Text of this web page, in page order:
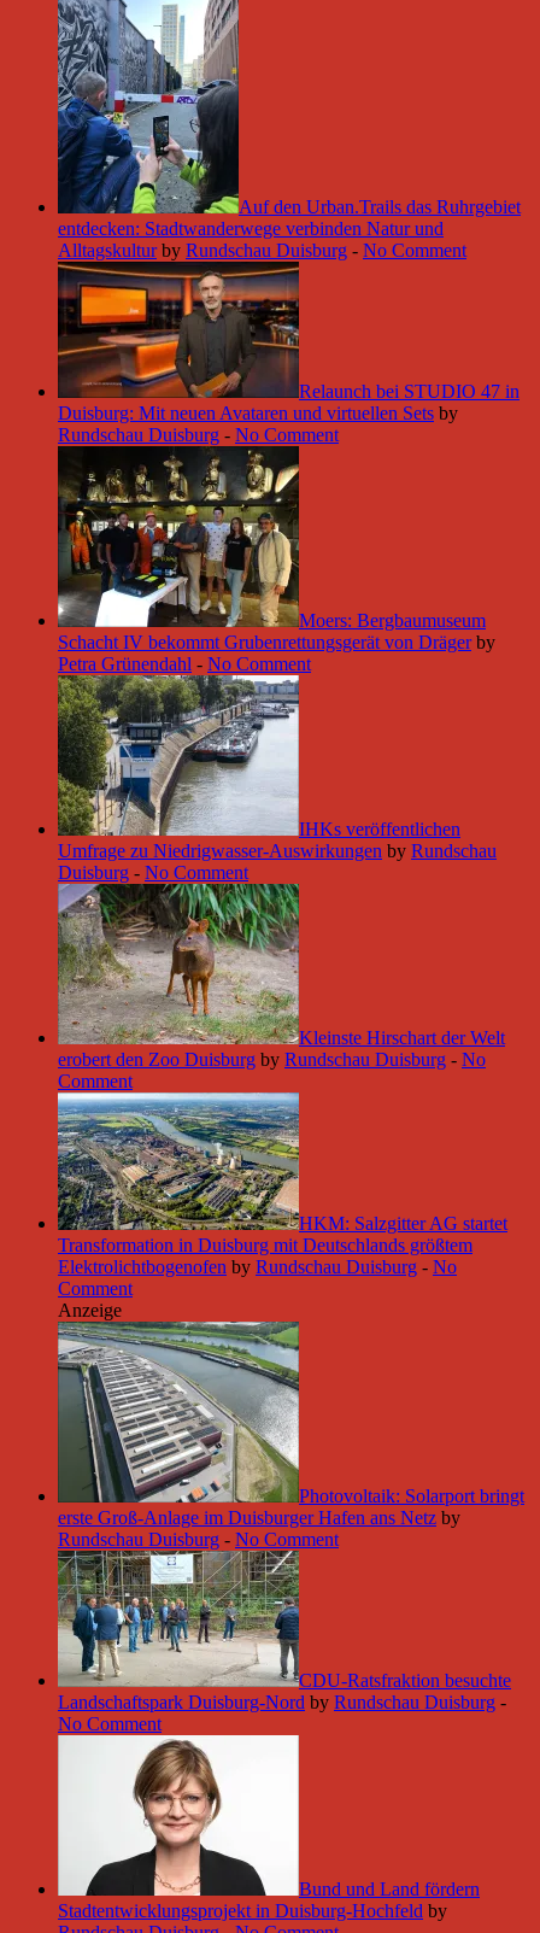
Auf den Urban.Trails das Ruhrgebiet
entdecken: Stadtwanderwege verbinden Natur und
Alltagskultur by Rundschau Duisburg - No Comment
Relaunch bei STUDIO 47 in
Duisburg: Mit neuen Avataren und virtuellen Sets by
Rundschau Duisburg - No Comment
Moers: Bergbaumuseum
Schacht IV bekommt Grubenrettungsgerät von Dräger by
Petra Grünendahl - No Comment
IHKs veröffentlichen
Umfrage zu Niedrigwasser-Auswirkungen by Rundschau
Duisburg - No Comment
Kleinste Hirschart der Welt
erobert den Zoo Duisburg by Rundschau Duisburg - No
Comment
HKM: Salzgitter AG startet
Transformation in Duisburg mit Deutschlands größtem
Elektrolichtbogenofen by Rundschau Duisburg - No
Comment
Anzeige
Photovoltaik: Solarport bringt
erste Groß-Anlage im Duisburger Hafen ans Netz by
Rundschau Duisburg - No Comment
CDU-Ratsfraktion besuchte
Landschaftspark Duisburg-Nord by Rundschau Duisburg -
No Comment
Bund und Land fördern
Stadtentwicklungsprojekt in Duisburg-Hochfeld by